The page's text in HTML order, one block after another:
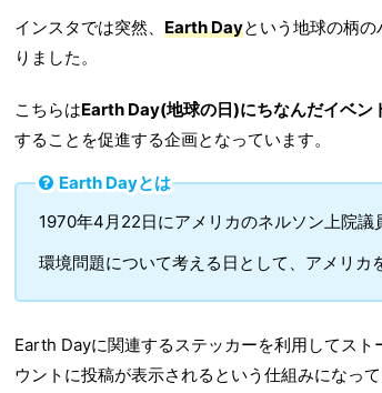
インスタでは突然、 Earth Dayという地球の柄
りました。
こちらはEarth Day(地球の日)にちなんだイベン
することを促進する企画となっています。
Earth Dayとは
1970年4月22日にアメリカのネルソン上院議
環境問題について考える日として、アメリカ
Earth Dayに関連するステッカーを利用してス
ウントに投稿が表示されるという仕組みになって